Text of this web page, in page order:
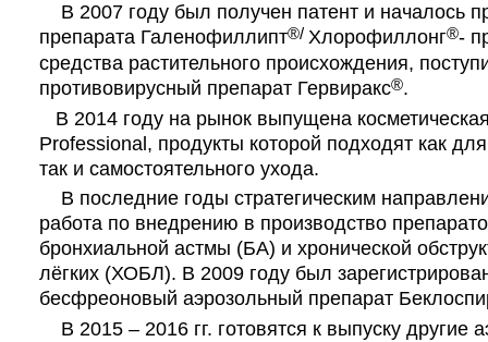
В 2007 году был получен патент и началось
препарата Галенофиллипт®/ Хлорофиллонг®-
средства растительного происхождения,
противовирусный препарат Гервиракс®.
В 2014 году на рынок выпущена
Professional, продукты которой подходят как
так и самостоятельного ухода.
В последние годы стратегическим
работа по внедрению в производство
бронхиальной астмы (БА) и хронической
лёгких (ХОБЛ). В 2009 году был
бесфреоновый аэрозольный препарат
В 2015 – 2016 гг. готовятся к выпуску другие